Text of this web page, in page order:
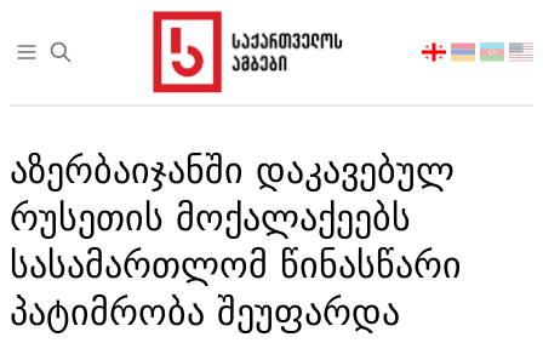
Open sidebar
აირჩიეთ
აზერბაიჯანში დაკავებულ
რუსეთის მოქალაქეებს
სასამართლომ წინასწარი
პატიმრობა შეუფარდა